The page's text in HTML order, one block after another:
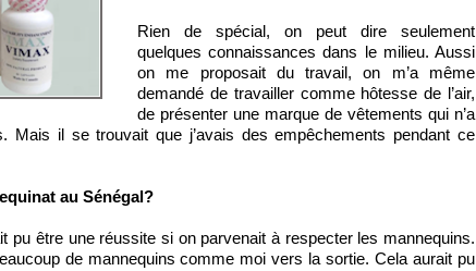
Rien de spécial, on peut dire seulement
quelques connaissances dans le milieu. Aussi
on me proposait du travail, on m’a même
demandé de travailler comme hôtesse de l’air,
de présenter une marque de vêtements qui n’a
Mais il se trouvait que j’avais des empêchements pendant ce
au Sénégal?
pu être une réussite si on parvenait à respecter les mannequins.
de mannequins comme moi vers la sortie. Cela aurait pu